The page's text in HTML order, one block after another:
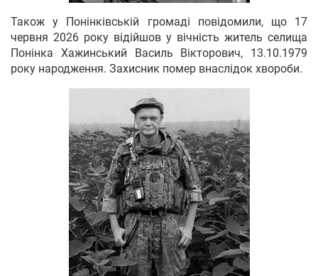
Також у Понінківській громаді повідомили, що 17
червня 2026 року відійшов у вічність житель селища
Понінка Хажинський Василь Вікторович, 13.10.1979
року народження. Захисник помер внаслідок хвороби.